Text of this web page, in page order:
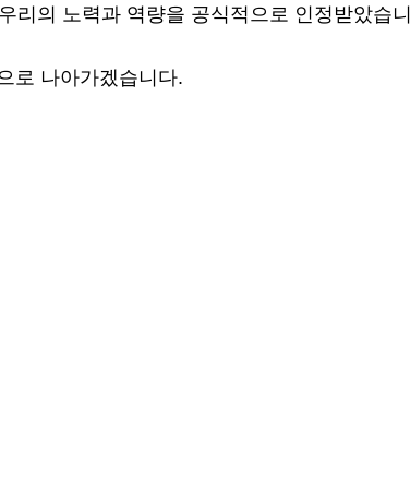
리의 노력과 역량을 공식적으로 인정받았습
로 나아가겠습니다.